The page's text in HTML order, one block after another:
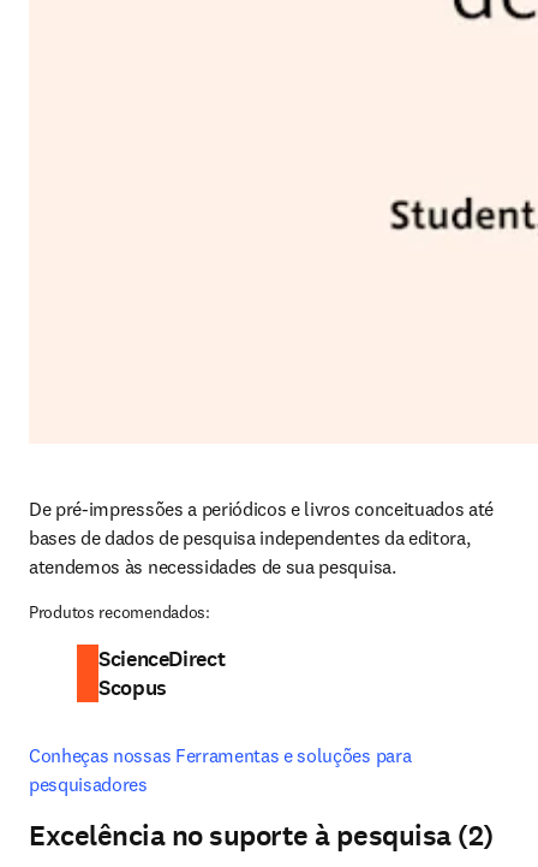
De pré-impressões a periódicos e livros conceituados até
bases de dados de pesquisa independentes da editora,
atendemos às necessidades de sua pesquisa.
Produtos recomendados:
ScienceDirect
Scopus
Conheças nossas Ferramentas e soluções para
pesquisadores
Excelência no suporte à pesquisa (2)